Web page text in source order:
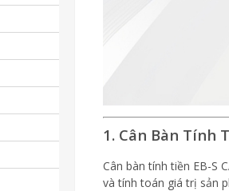
1. Cân Bàn Tính
Cân bàn tính tiền EB-S
và tính toán giá trị sản